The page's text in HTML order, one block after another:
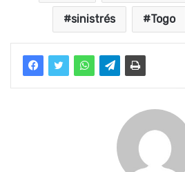
sinistrés Togo